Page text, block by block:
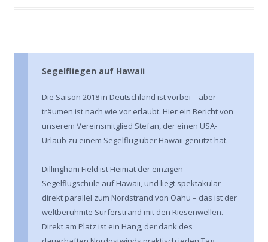
Segelfliegen auf Hawaii
Die Saison 2018 in Deutschland ist vorbei – aber
träumen ist nach wie vor erlaubt. Hier ein Bericht von
unserem Vereinsmitglied Stefan, der einen USA-
Urlaub zu einem Segelflug über Hawaii genutzt hat.
Dillingham Field ist Heimat der einzigen
Segelflugschule auf Hawaii, und liegt spektakulär
direkt parallel zum Nordstrand von Oahu – das ist der
weltberühmte Surferstrand mit den Riesenwellen.
Direkt am Platz ist ein Hang, der dank des